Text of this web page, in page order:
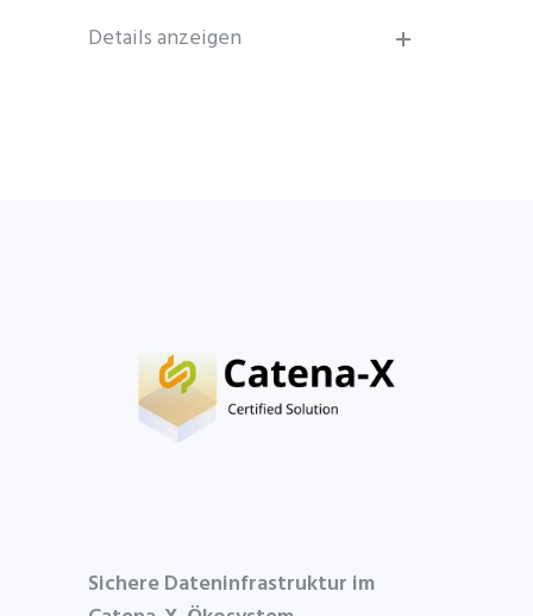
Details anzeigen
Sichere Dateninfrastruktur im